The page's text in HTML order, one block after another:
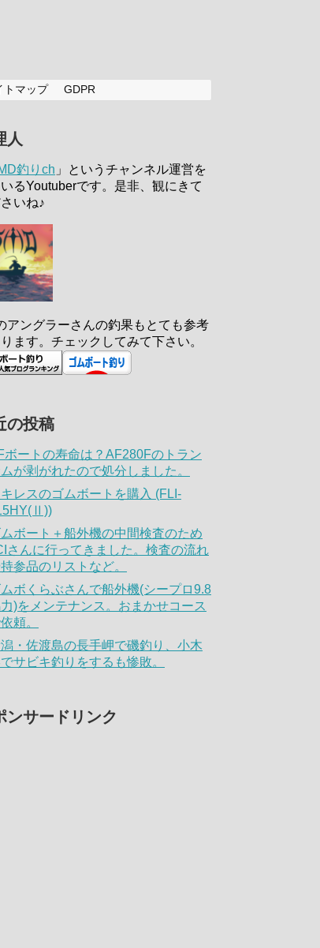
トマップ GDPR
人
釣りch 」というチャンネル運営を
いるYoutuberです。是非、観にきて
いね♪
アングラーさんの釣果もとても参考
ます。チェックしてみて下さい。
の投稿
ボートの寿命は？AF280Fのトラン
が剥がれたので処分しました。
レスのゴムボートを購入 (FLI-
ムボート＋船外機の中間検査のため
さんに行ってきました。検査の流れ
参品のリストなど。
ムボくらぶさんで船外機(シープロ9.8
)をメンテナンス。おまかせコース
頼。
・佐渡島の長手岬で磯釣り、小木
サビキ釣りをするも惨敗。
ンサードリンク